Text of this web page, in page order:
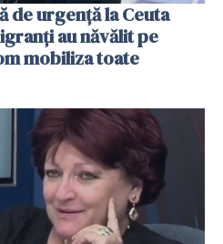
de urgență la Ceuta
au năvălit pe
mobiliza toate